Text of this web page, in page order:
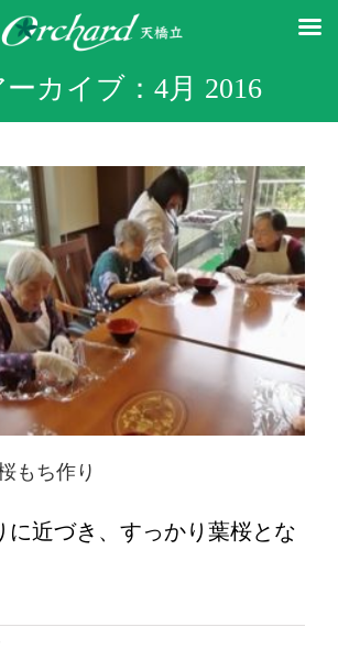
カイブ： 4月 2016
もち作り
に近づき、すっかり葉桜とな